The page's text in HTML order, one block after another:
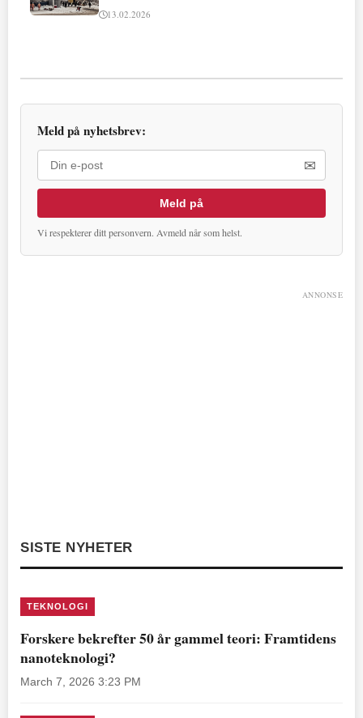
13.02.2026
Meld på nyhetsbrev:
✉
Meld på
Vi respekterer ditt personvern. Avmeld når som helst.
ANNONSE
SISTE NYHETER
TEKNOLOGI
Forskere bekrefter 50 år gammel teori: Framtidens
nanoteknologi?
March 7, 2026 3:23 PM